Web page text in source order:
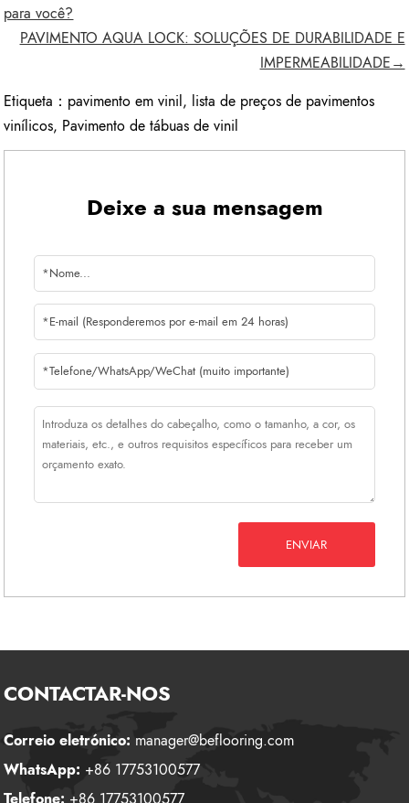
para você?
PAVIMENTO AQUA LOCK: SOLUÇÕES DE DURABILIDADE E
IMPERMEABILIDADE→
Etiqueta： pavimento em vinil, lista de preços de pavimentos
vinílicos, Pavimento de tábuas de vinil
Deixe a sua mensagem
ENVIAR
CONTACTAR-NOS
Correio eletrónico: manager@beflooring.com
WhatsApp: +86 17753100577